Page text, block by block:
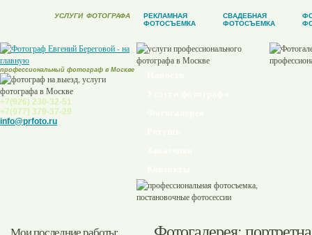
УСЛУГИ ФОТОГРАФА
РЕКЛАМНАЯ
ФОТОСЪЕМКА
СВАДЕБНАЯ
ФОТОСЪЕМКА
профессиональный фотограф в Москве
+7(926) 230-32-51
+7(977) 379-37-29
info@prfoto.ru